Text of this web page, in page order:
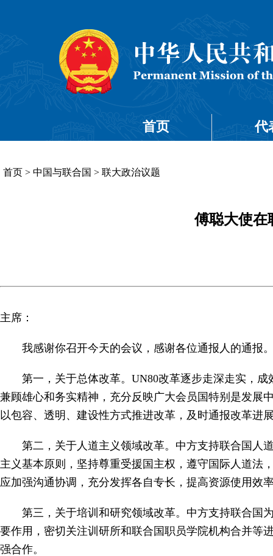
首页 代
首页 > 中国与联合国 > 联大政治议题
傅聪大使在
主席：
我感谢你召开今天的会议，感谢各位通报人的通报
第一，关于总体改革。UN80改革逐步走深走实，
兼顾雄心和务实精神，充分反映广大会员国特别是发展
以包容、透明、建设性方式推进改革，及时通报改革进
第二，关于人道主义领域改革。中方支持联合国人
主义基本原则，坚持尊重受援国主权，遵守国际人道法
应加强沟通协调，充分发挥各自专长，提高资源使用效
第三，关于培训和研究领域改革。中方支持联合国
要作用，密切关注训研所和联合国职员学院机构合并等
强合作。